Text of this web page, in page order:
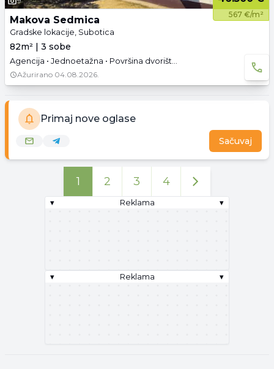
567 €/m²
Makova Sedmica
Gradske lokacije, Subotica
82m² | 3 sobe
Agencija • Jednoetažna • Površina dvorišta: 3.07 a •
Ažurirano 04.08.2026.
Primaj nove oglase
Sačuvaj
1 2 3 4
▾ Reklama ▾
▾ Reklama ▾